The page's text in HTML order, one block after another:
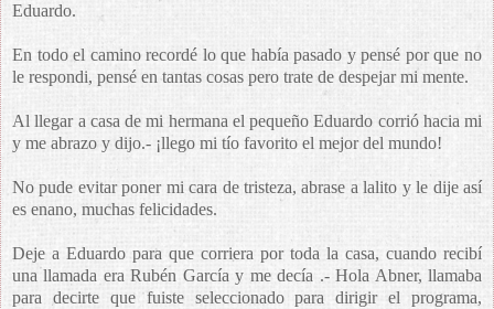
Eduardo.
En todo el camino recordé lo que había pasado y pensé por que no
le respondi, pensé en tantas cosas pero trate de despejar mi mente.
Al llegar a casa de mi hermana el pequeño Eduardo corrió hacia mi
y me abrazo y dijo.- ¡llego mi tío favorito el mejor del mundo!
No pude evitar poner mi cara de tristeza, abrase a lalito y le dije así
es enano, muchas felicidades.
Deje a Eduardo para que corriera por toda la casa, cuando recibí
una llamada era Rubén García y me decía .- Hola Abner, llamaba
para decirte que fuiste seleccionado para dirigir el programa,